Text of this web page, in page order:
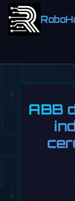
ABB